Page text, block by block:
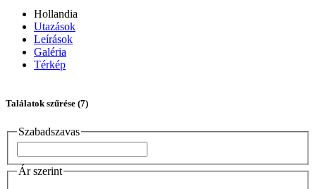
Hollandia
Utazások
Leírások
Galéria
Térkép
Találatok szűrése (7)
Szabadszavas
Ár szerint